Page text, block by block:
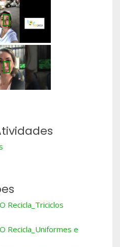
Recicla_Triciclos
Recicla_Uniformes e